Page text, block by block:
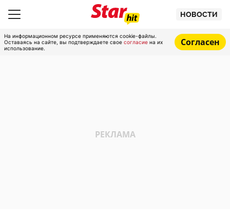
НОВОСТИ
На информационном ресурсе применяются cookie-файлы.
Оставаясь на сайте, вы подтверждаете свое согласие на их
использование.
Согласен